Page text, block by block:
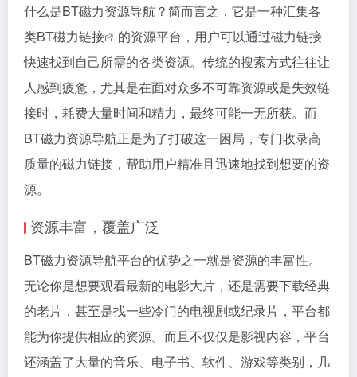
什么是BT磁力资源导航？简而言之，它是一种汇集各
类BT磁力链接 的资源平台，用户可以通过磁力链接
快速找到自己所需的各类资源。传统的搜索方式往往让
人感到疲惫，尤其是在面对众多不可靠资源或是失效链
接时，耗费大量时间和精力，最终可能一无所获。而
BT磁力资源导航正是为了打破这一困局，专门收录高
质量的磁力链接 ，帮助用户精准且迅速地找到想要的资
源。
资源丰富，覆盖广泛
BT磁力资源导航平台的优势之一就是资源的丰富性。
无论你是想要观看最新的电影大片，还是需要下载经典
的老片，甚至是找一些冷门的电视剧或纪录片，平台都
能为你提供相应的资源。而且不仅仅是影视内容，平台
还涵盖了大量的音乐、电子书、软件、游戏等类别，几